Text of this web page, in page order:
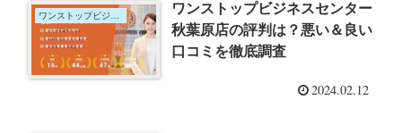
ワンストップビジネスセンター
ワンストップビジネスセンター
秋葉原店の評判は？悪い＆良い
口コミを徹底調査
2024.02.12